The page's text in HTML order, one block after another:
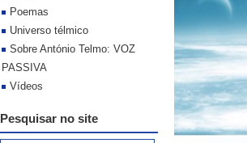
Poemas
Universo télmico
Sobre António Telmo: VOZ
PASSIVA
Vídeos
Pesquisar no site